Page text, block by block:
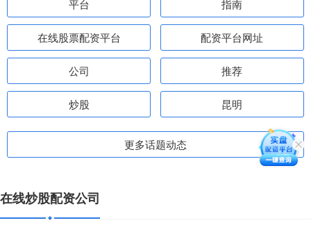
平台 指南
在线股票配资平台 配资平台网址
公司 推荐
炒股 昆明
更多话题动态
在线炒股配资公司